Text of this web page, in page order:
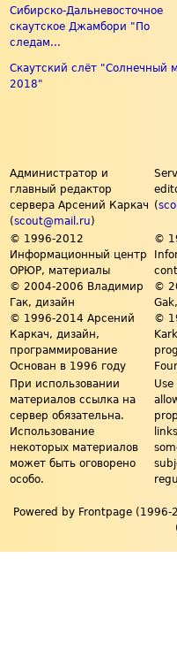
Сибирско-Дальневосточное
скаутское Джамбори "По
следам...
Скаутский слёт "Солнечный
2018"
Администратор и
главный редактор
сервера Арсений Каркач
(scout@mail.ru)
(
© 1996-2012
Информационный центр
ОРЮР, материалы
© 2004-2006 Владимир
Гак, дизайн
© 1996-2014 Арсений
Каркач, дизайн,
программирование
Основан в 1996 году
©
©
©
При использовании
материалов ссылка на
сервер обязательна.
Использование
некоторых материалов
может быть оговорено
особо.
Powered by Frontpage